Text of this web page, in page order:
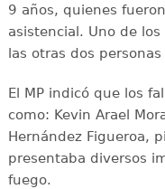
9 años, quienes
asistencial. Uno de
las otras dos
El MP indicó que los
como: Kevin Arael
Hernández Figueroa,
presentaba diversos
fuego.